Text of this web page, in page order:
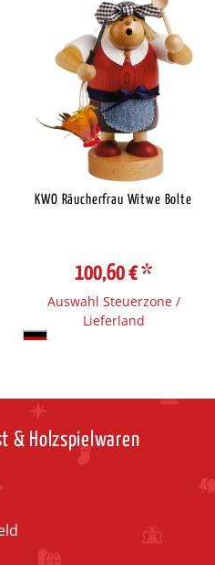
KWO Räucherfrau Witwe Bolte
100,60 €*
Auswahl Steuerzone /
Lieferland
& Holzspielwaren